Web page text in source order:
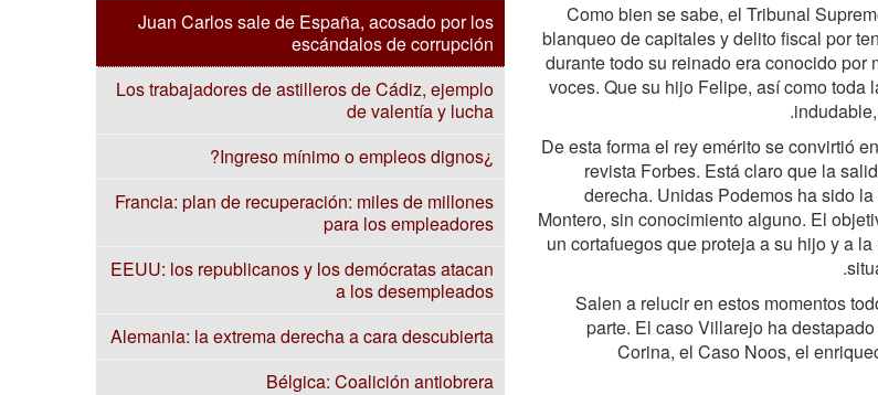
Juan Carlos sale de España, acosado por los
escándalos de corrupción
Los trabajadores de astilleros de Cádiz, ejemplo
de valentía y lucha
¿Ingreso mínimo o empleos dignos?
Francia: plan de recuperación: miles de millones
para los empleadores
EEUU: los republicanos y los demócratas atacan
a los desempleados
Alemania: la extrema derecha a cara descubierta
Bélgica: Coalición antiobrera
Como bien se sabe, el Tribunal
blanqueo de capitales y delito fiscal por
durante todo su reinado era conocido
voces. Que su hijo Felipe, así como toda
De esta forma el rey emérito se convirtió
revista Forbes. Está claro que la
derecha. Unidas Podemos ha sido
Montero, sin conocimiento alguno. El
un cortafuegos que proteja a su hijo y a
Salen a relucir en estos momentos
parte. El caso Villarejo ha
Corina, el Caso Noos, el